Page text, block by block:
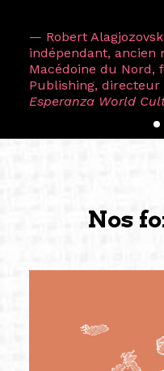
— Robert
indépendant,
Macédoine du Nord,
Publishing,
Esperanza World
Nos